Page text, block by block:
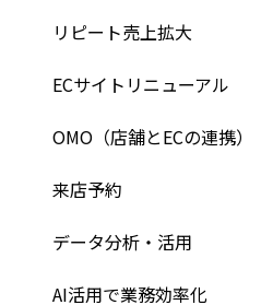
リピート売上拡大
ECサイトリニューアル
OMO（店舗とECの連携）
来店予約
データ分析・活用
AI活用で業務効率化